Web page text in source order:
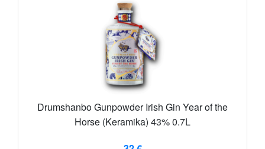
Drumshanbo Gunpowder Irish Gin Year of the
Horse (Keramika) 43% 0.7L